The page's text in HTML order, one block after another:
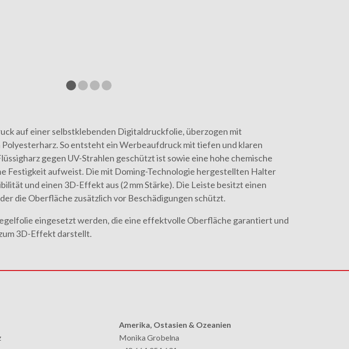
auf einer selbstklebenden Digitaldruckfolie, überzogen mit
So entsteht ein Werbeaufdruck mit tiefen und klaren
gegen UV-Strahlen geschützt ist sowie eine hohe chemische
Festigkeit aufweist. Die mit Doming-Technologie hergestellten Halter
und einen 3D-Effekt aus (2 mm Stärke). Die Leiste besitzt einen
die Oberfläche zusätzlich vor Beschädigungen schützt.
eingesetzt werden, die eine effektvolle Oberfläche garantiert und
3D-Effekt darstellt.
Amerika, Ostasien & Ozeanien
Monika Grobelna